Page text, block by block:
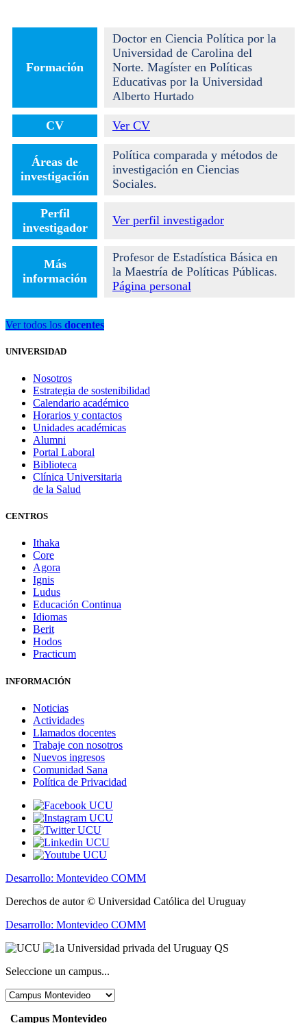
Formación
Doctor en Ciencia Política por la
Universidad de Carolina del
Norte. Magíster en Políticas
Educativas por la Universidad
Alberto Hurtado
CV Ver CV
Áreas de
investigación
Política comparada y métodos de
investigación en Ciencias
Sociales.
Perfil
investigador
Ver perfil investigador
Más
información
Profesor de Estadística Básica en
la Maestría de Políticas Públicas.
Página personal
Ver todos los docentes
UNIVERSIDAD
Nosotros
Estrategia de sostenibilidad
Calendario académico
Horarios y contactos
Unidades académicas
Alumni
Portal Laboral
Biblioteca
Clínica Universitaria
de la Salud
CENTROS
Ithaka
Core
Agora
Ignis
Ludus
Educación Continua
Idiomas
Berit
Hodos
Practicum
INFORMACIÓN
Noticias
Actividades
Llamados docentes
Trabaje con nosotros
Nuevos ingresos
Comunidad Sana
Política de Privacidad
Desarrollo: Montevideo COMM
Derechos de autor © Universidad Católica del Uruguay
Desarrollo: Montevideo COMM
Seleccione un campus...
Campus Montevideo